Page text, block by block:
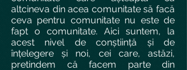
altcineva din acea comunitate să facă
ceva pentru comunitate nu este de
fapt o comunitate. Aici suntem, la
acest nivel de conștiință și de
înțelegere și noi, cei care, astăzi,
pretindem că facem parte din